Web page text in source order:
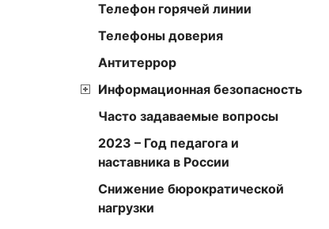
Телефон горячей линии
Телефоны доверия
Антитеррор
Информационная безопасность
Часто задаваемые вопросы
2023 – Год педагога и
наставника в России
Снижение бюрократической
нагрузки